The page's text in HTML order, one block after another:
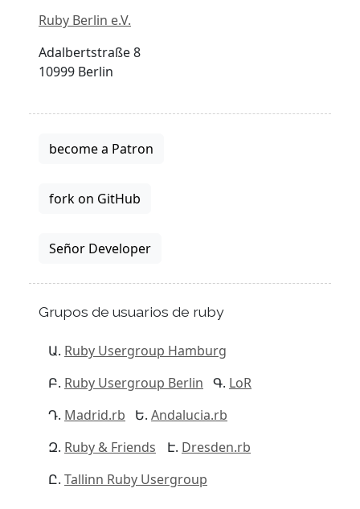
Ruby Berlin e.V.
Adalbertstraße 8
10999 Berlin
become a Patron
fork on GitHub
Señor Developer
Grupos de usuarios de ruby
Ruby Usergroup Hamburg
Ruby Usergroup Berlin
LoR
Madrid.rb
Andalucia.rb
Ruby & Friends
Dresden.rb
Tallinn Ruby Usergroup